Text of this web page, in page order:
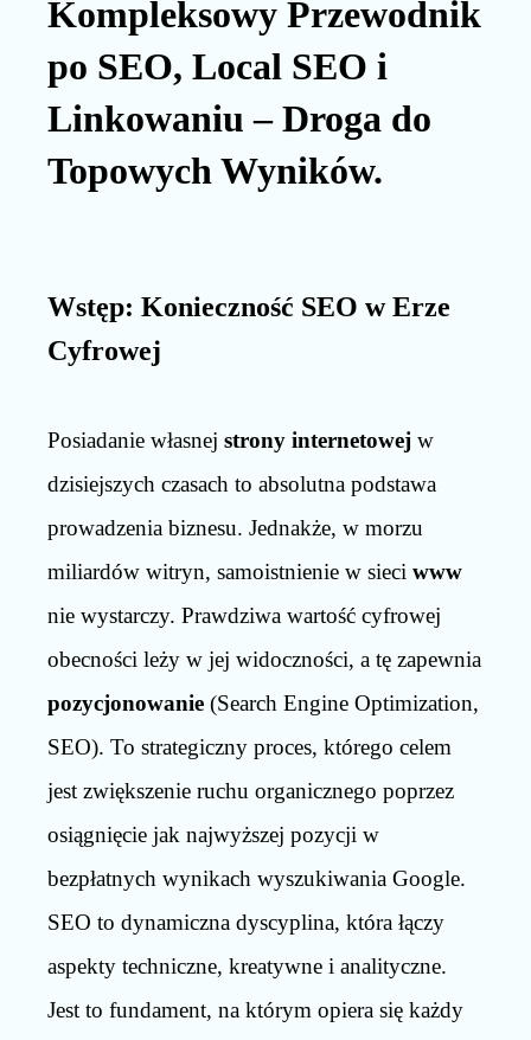
Kompleksowy Przewodnik
po SEO, Local SEO i
Linkowaniu – Droga do
Topowych Wyników.
Wstęp: Konieczność SEO w Erze
Cyfrowej
Posiadanie własnej strony internetowej w
dzisiejszych czasach to absolutna podstawa
prowadzenia biznesu. Jednakże, w morzu
miliardów witryn, samoistnienie w sieci www
nie wystarczy. Prawdziwa wartość cyfrowej
obecności leży w jej widoczności, a tę zapewnia
pozycjonowanie (Search Engine Optimization,
SEO). To strategiczny proces, którego celem
jest zwiększenie ruchu organicznego poprzez
osiągnięcie jak najwyższej pozycji w
bezpłatnych wynikach wyszukiwania Google.
SEO to dynamiczna dyscyplina, która łączy
aspekty techniczne, kreatywne i analityczne.
Jest to fundament, na którym opiera się każdy